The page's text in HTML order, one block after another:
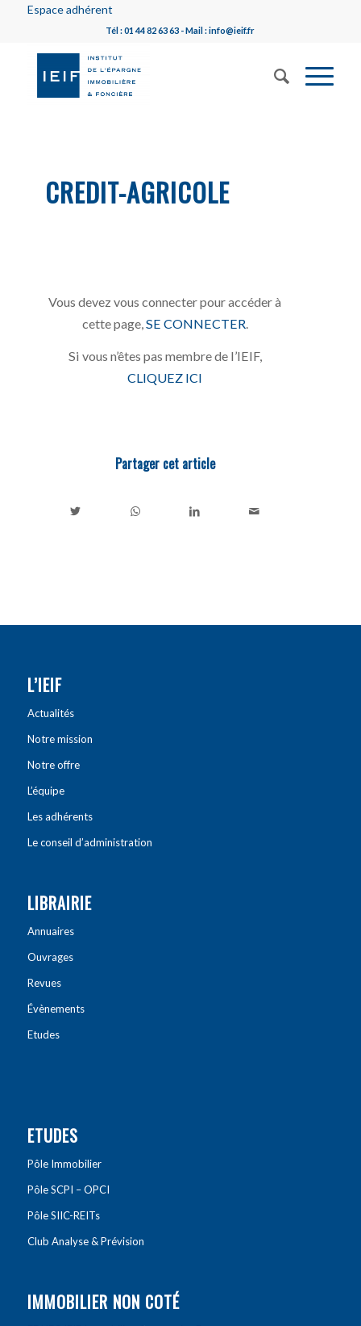
Espace adhérent
Tél : 01 44 82 63 63 - Mail : info@ieif.fr
CREDIT-AGRICOLE
Vous devez vous connecter pour accéder à
cette page, SE CONNECTER
Si vous n’êtes pas membre de l’IEIF,
CLIQUEZ ICI
Partager cet article
L’IEIF
Actualités
Notre mission
Notre offre
L’équipe
Les adhérents
Le conseil d’administration
LIBRAIRIE
Annuaires
Ouvrages
Revues
Évènements
Etudes
ETUDES
Pôle Immobilier
Pôle SCPI – OPCI
Pôle SIIC-REITs
Club Analyse & Prévision
IMMOBILIER NON COTÉ